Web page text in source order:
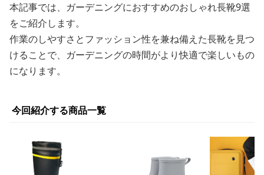
本記事では、ガーデニングにおすすめのおしゃれ長靴9選
をご紹介します。
作業のしやすさとファッション性を兼ね備えた長靴を見つ
けることで、ガーデニングの時間がより快適で楽しいもの
になります。
今回紹介する商品一覧